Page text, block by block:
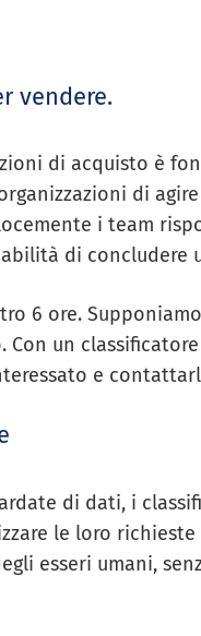
vendere.
di acquisto è
di
i team
di concludere
6 ore.
un
e
di dati, i
le loro richieste
esseri umani,